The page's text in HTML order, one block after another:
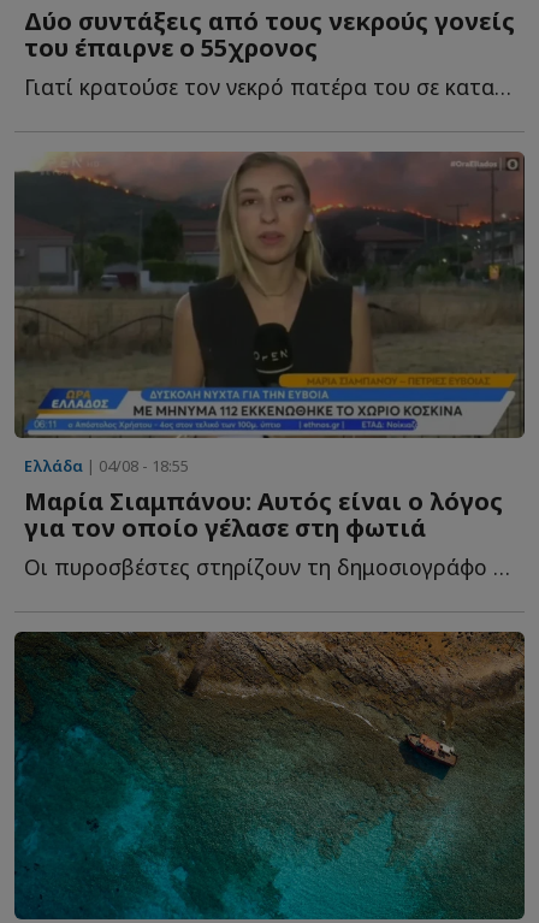
Δύο συντάξεις από τους νεκρούς γονείς
του έπαιρνε ο 55χρονος
Γιατί κρατούσε τον νεκρό πατέρα του σε καταψύκτη - ...
Ελλάδα | 04/08 - 18:55
Μαρία Σιαμπάνου: Αυτός είναι ο λόγος
για τον οποίο γέλασε στη φωτιά
Οι πυροσβέστες στηρίζουν τη δημοσιογράφο τ...